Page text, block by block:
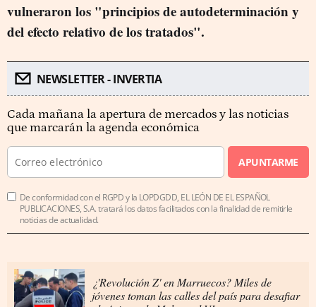
vulneraron los "principios de autodeterminación y
del efecto relativo de los tratados".
NEWSLETTER - INVERTIA
Cada mañana la apertura de mercados y las noticias
que marcarán la agenda económica
APUNTARME
De conformidad con el RGPD y la LOPDGDD, EL LEÓN DE EL ESPAÑOL
PUBLICACIONES, S.A. tratará los datos facilitados con la finalidad de remitirle
noticias de actualidad.
¿'Revolución Z' en Marruecos? Miles de
jóvenes toman las calles del país para desafiar